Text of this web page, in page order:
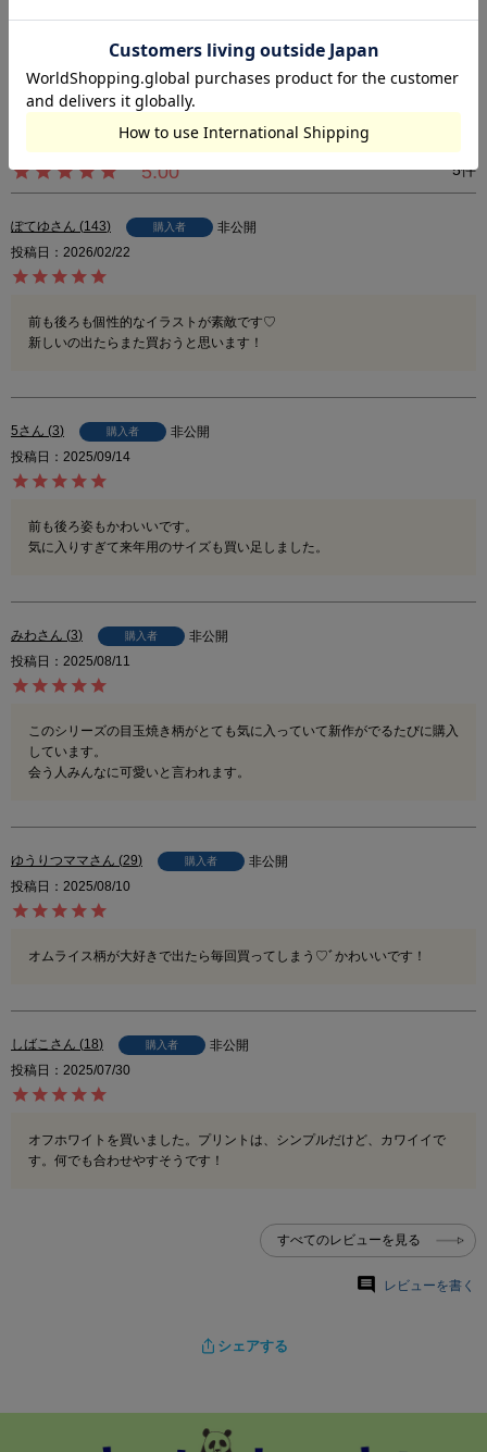
る場合がございます。
5.00 5
ぽてゆ 143 購入者
非公開
投稿日
2026/02/22
前も後ろも個性的なイラストが素敵です♡
新しいの出たらまた買おうと思います！
5 3 購入者
非公開
投稿日
2025/09/14
前も後ろ姿もかわいいです。
気に入りすぎて来年用のサイズも買い足しました。
みわ 3 購入者
非公開
投稿日
2025/08/11
このシリーズの目玉焼き柄がとても気に入っていて新作がでるたびに購入
しています。
会う人みんなに可愛いと言われます。
ゆうりつママ 29 購入者
非公開
投稿日
2025/08/10
オムライス柄が大好きで出たら毎回買ってしまう♡ﾞかわいいです！
しばこ 18 購入者
非公開
投稿日
2025/07/30
オフホワイトを買いました。プリントは、シンプルだけど、カワイイで
す。何でも合わせやすそうです！
すべてのレビューを見る
レビューを書く
シェアする